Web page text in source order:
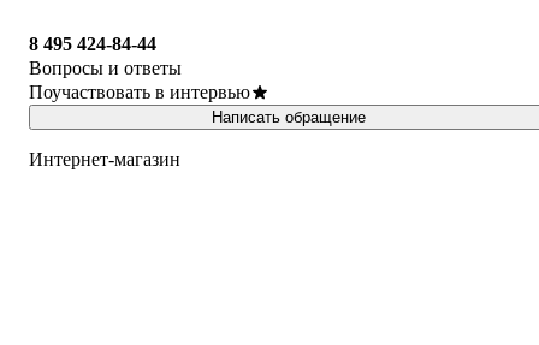
8 495 424-84-44
Вопросы и ответы
Поучаствовать в интервью
Написать обращение
Интернет-магазин